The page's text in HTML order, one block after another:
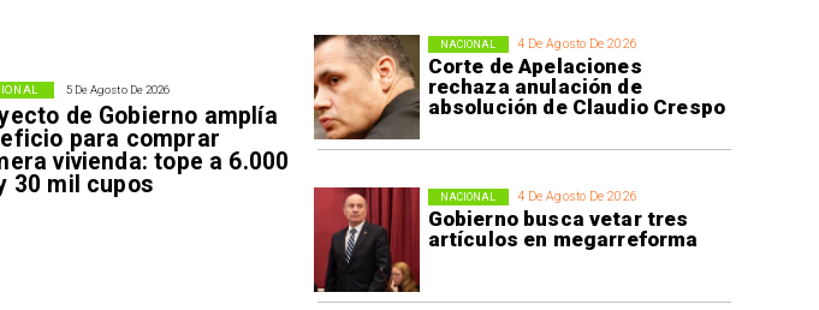
4 De Agosto De 2026
Corte de Apelaciones
rechaza anulación de
absolución de Claudio Crespo
NACIONAL
4 De Agosto De 2026
Gobierno busca vetar tres
artículos en megarreforma
NACIONAL
5 De Agosto De 2026
de Gobierno amplía
para comprar
vivienda: tope a 6.000
30 mil cupos